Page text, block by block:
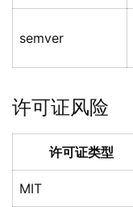
semver
许可证风险
许可证类型
MIT